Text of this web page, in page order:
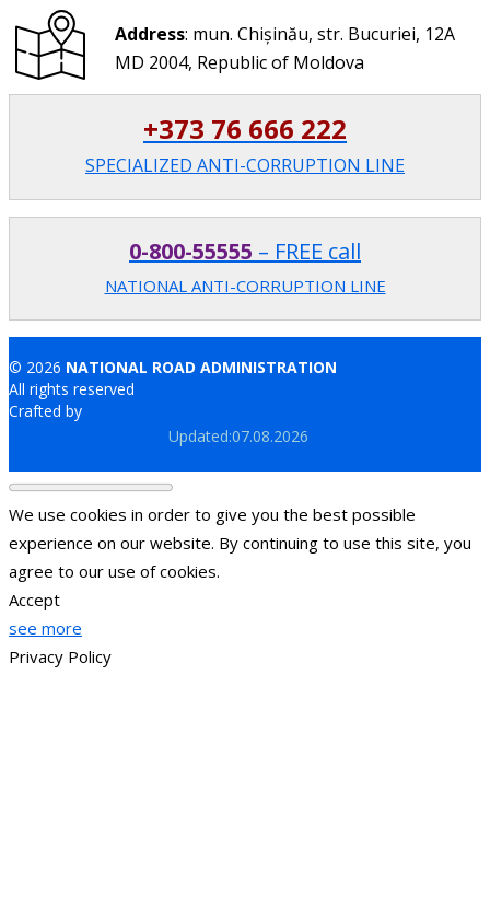
Address: mun. Chișinău, str. Bucuriei, 12A
MD 2004, Republic of Moldova
+373 76 666 222
SPECIALIZED ANTI-CORRUPTION LINE
0-800-55555 – FREE call
NATIONAL ANTI-CORRUPTION LINE
© 2026 NATIONAL ROAD ADMINISTRATION
All rights reserved
Crafted by
Updated:07.08.2026
We use cookies in order to give you the best possible
experience on our website. By continuing to use this site, you
agree to our use of cookies.
Accept
see more
Privacy Policy